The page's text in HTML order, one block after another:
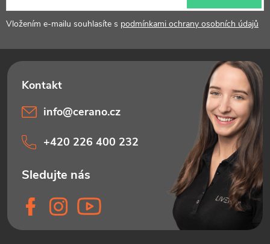
Vložením e-mailu souhlasíte s podmínkami ochrany osobních údajů
info@cerano.cz
+420 226 400 232